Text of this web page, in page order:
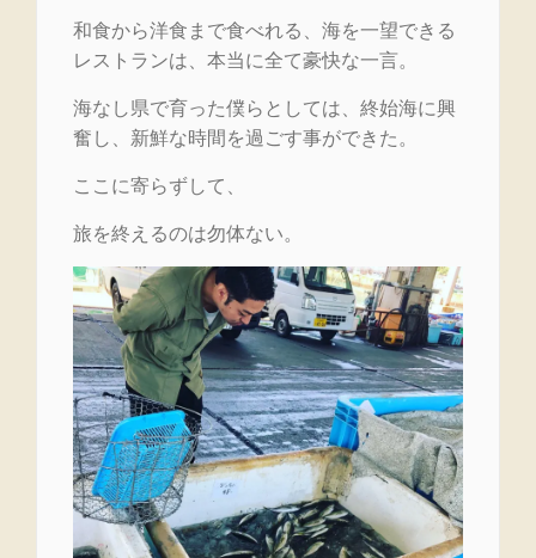
和食から洋食まで食べれる、海を一望できる
レストランは、本当に全て豪快な一言。
海なし県で育った僕らとしては、終始海に興
奮し、新鮮な時間を過ごす事ができた。
ここに寄らずして、
旅を終えるのは勿体ない。